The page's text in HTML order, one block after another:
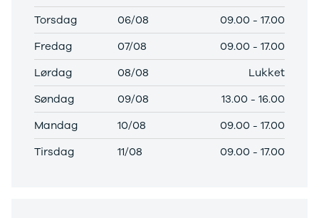
Privatleasing
Tilbud
XC-90
Anmeldelser
Privatleasing
Tilbud
Hyundai
INSTER
Modeller
Anmeldelser
Logan
Stepway
Logan
Stepway
DS
Se alle DS
3
3 Crossback
5
7 Crossback
Torsdag
06/08 09.00 - 17.00
Fredag
07/08 09.00 - 17.00
Lørdag
08/08
Lukket
Søndag
09/08 13.00 - 16.00
Mandag
10/08 09.00 - 17.00
Tirsdag
11/08 09.00 - 17.00